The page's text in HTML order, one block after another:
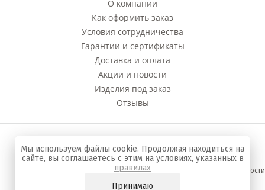
О компании
Как оформить заказ
Условия сотрудничества
Гарантии и сертификаты
Доставка и оплата
Акции и новости
Изделия под заказ
Отзывы
сумок и кожгалантереи
Политика конфиденциальности
Мы используем файлы cookie. Продолжая находиться на
сайте, вы соглашаетесь с этим на условиях, указанных в
правилах
Принимаю